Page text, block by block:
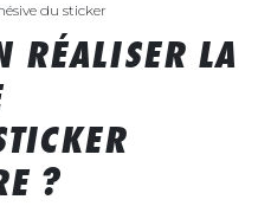
du sticker
RÉALISER LA
?